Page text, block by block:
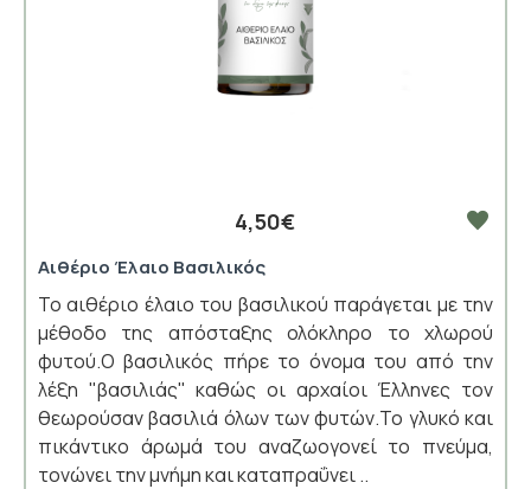
4,50€
Αιθέριο Έλαιο Βασιλικός
Το αιθέριο έλαιο του βασιλικού παράγεται με την
μέθοδο της απόσταξης ολόκληρο το χλωρού
φυτού.Ο βασιλικός πήρε το όνομα του από την
λέξη "βασιλιάς" καθώς οι αρχαίοι Έλληνες τον
θεωρούσαν βασιλιά όλων των φυτών.Το γλυκό και
πικάντικο άρωμά του αναζωογονεί το πνεύμα,
τονώνει την μνήμη και καταπραΰνει ..